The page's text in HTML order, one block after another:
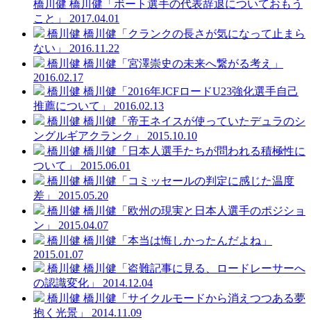
橋川健 橋川健「ボート選手の代表辞退についておもう
こと」
2017.04.01
橋川健 橋川健「クランクの長さが気になって止まら
ない」
2016.11.22
橋川健 橋川健「宮澤崇史の未来へ繋がる考え」
2016.02.17
橋川健 橋川健「2016年JCFロードU23強化選手自己
推薦について」
2016.02.13
橋川健 橋川健「帝王ネイスが使っていたデュラのシ
ングルギアクランク」
2015.10.10
橋川健 橋川健「日本人選手たちが問われる積極性に
ついて」
2015.06.01
橋川健 橋川健「コミッセールの判定に感じた温度
差」
2015.05.20
橋川健 橋川健「欧州の現実と日本人選手のポジショ
ン」
2015.04.07
橋川健 橋川健「本当は悔しかったんだよね」
2015.01.07
橋川健 橋川健「盗難記事に見る、ロードレーサーへ
の認識変化」
2014.12.04
橋川健 橋川健「サイクルモードから消えつつある夢
抱く光景」
2014.11.09